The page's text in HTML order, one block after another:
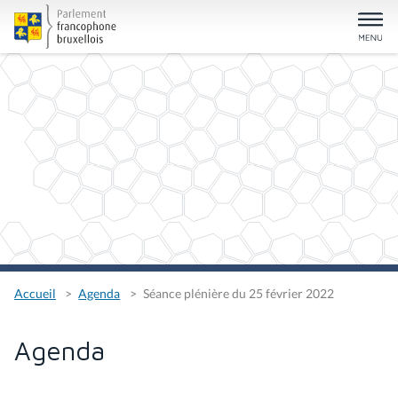
Accueil Agenda Séance plénière du 25 février 2022
Agenda